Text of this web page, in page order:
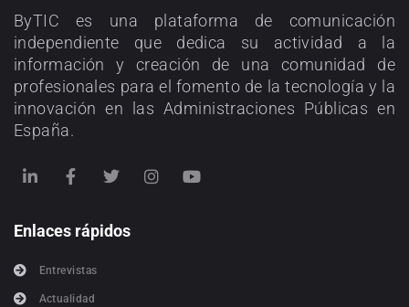
ByTIC es una plataforma de comunicación
independiente que dedica su actividad a la
información y creación de una comunidad de
profesionales para el fomento de la tecnología y la
innovación en las Administraciones Públicas en
España.
Enlaces rápidos
Entrevistas
Actualidad